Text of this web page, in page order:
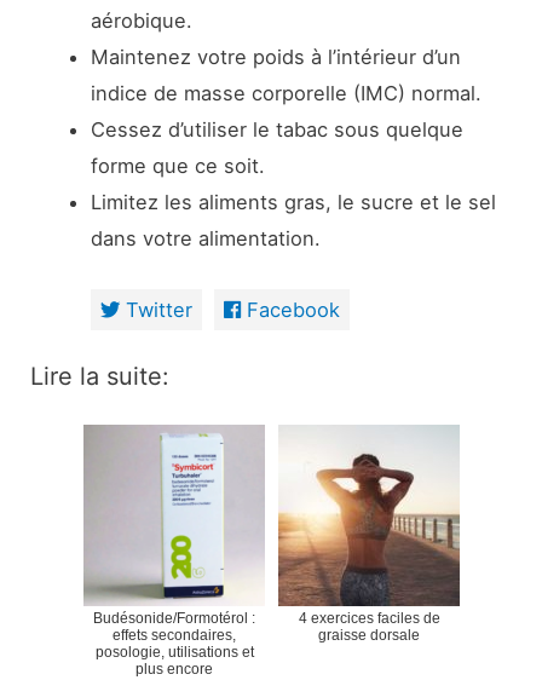
aérobique.
Maintenez votre poids à l’intérieur d’un
indice de masse corporelle (IMC) normal.
Cessez d’utiliser le tabac sous quelque
forme que ce soit.
Limitez les aliments gras, le sucre et le sel
dans votre alimentation.
Twitter Facebook
Lire la suite:
Budésonide/Formotérol :
effets secondaires,
posologie, utilisations et
plus encore
4 exercices faciles de
graisse dorsale